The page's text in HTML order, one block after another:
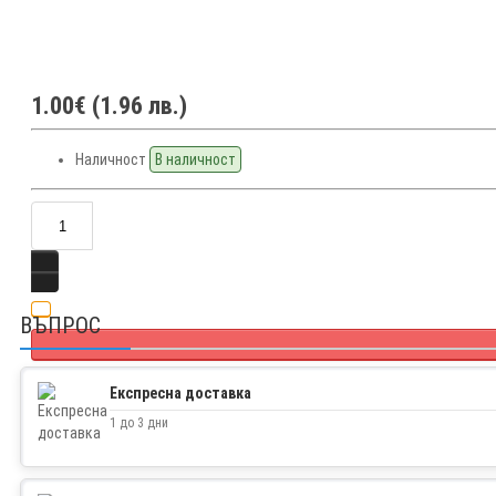
1.00€ (1.96 лв.)
Наличност В наличност
Facebook
Twitter
ВЪПРОС
Експресна доставка
1 до 3 дни